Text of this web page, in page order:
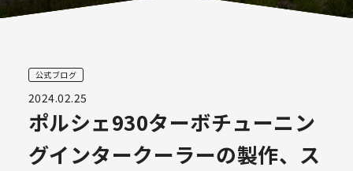
公式ブログ
2024.02.25
ポルシェ930ターボチューニン
グ️インタークーラーの製作、ス